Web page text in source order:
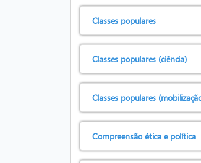
Classes populares
Classes populares (ciência)
Classes populares
Compreensão ética e política